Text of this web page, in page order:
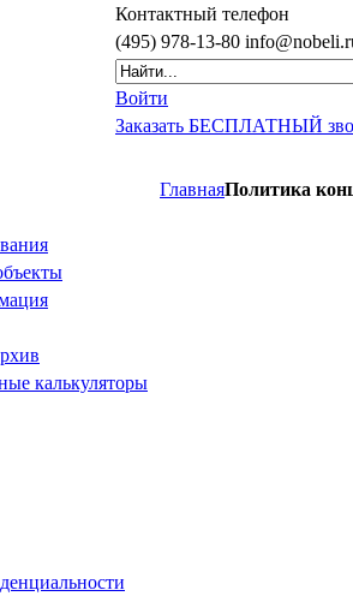
Контактный телефон
(495) 978-13-80
Войти
Заказать БЕСПЛАТНЫЙ
калькуляторы
ГлавнаяПолитика